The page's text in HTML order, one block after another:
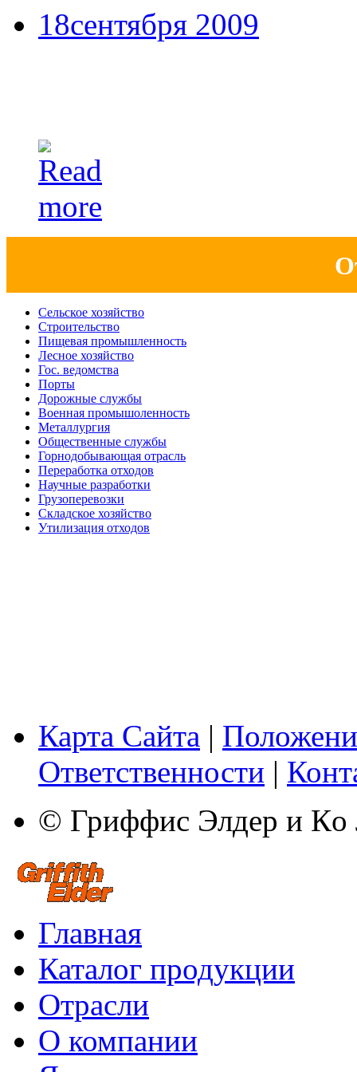
18сентября 2009
Сельское хозяйство
Строительство
Пищевая промышленность
Лесное хозяйство
Гос. ведомства
Порты
Дорожные службы
Военная промышоленность
Металлургия
Общественные службы
Горнодобывающая отрасль
Переработка отходов
Научные разработки
Грузоперевозки
Складское хозяйство
Утилизация отходов
Карта Сайта |
Ответственности |
© Гриффис Элдер и
Главная
Каталог продукции
Отрасли
О компании